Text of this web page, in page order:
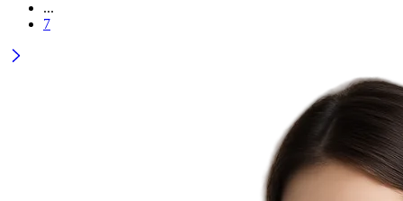
...
7